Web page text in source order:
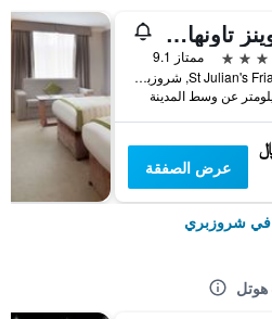
داروينز تاونهاوس
ممتاز 9.1
37 St Julian's Friars, شروزبري, المملكة المتحدة
عرض الصفقة
في شروزبري
هوتل